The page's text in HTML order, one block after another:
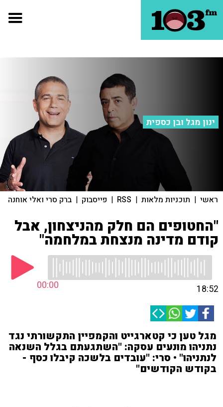
ינון מגל ובן כספית
ראשי | תוכניות מלאות |
RSS
| פייסבוק | ברק סרי ואלי אוחנה
"החטופים הם חלק מהניצחון, אבל
קודם מדינה מנצחת במלחמה"
00:00 18:52
מגל טען כי קטארגייט והקמפיין התקשורתי נגד
נתניהו מונעים עסקה: "השתגעתם בגלל השנאה
לנתניהו" • סרי: "עובדים בלשכה קיבלו כסף -
בקודש הקודשים"